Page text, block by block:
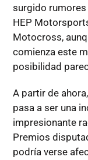
surgido
HEP
Motocross,
comienza este
posibilidad
A partir de
pasa a ser una
impresionante
Premios
podría verse